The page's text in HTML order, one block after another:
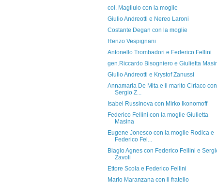
col. Magliulo con la moglie
Giulio Andreotti e Nereo Laroni
Costante Degan con la moglie
Renzo Vespignani
Antonello Trombadori e Federico Fellini
gen.Riccardo Bisogniero e Giulietta
Giulio Andreotti e Krystof Zanussi
Annamaria De Mita e il marito Ciriaco con
Sergio Z...
Isabel Russinova con Mirko Ikonomoff
Federico Fellini con la moglie Giulietta
Masina
Eugene Jonesco con la moglie Rodica e
Federico Fel...
Biagio Agnes con Federico Fellini e
Zavoli
Ettore Scola e Federico Fellini
Mario Maranzana con il fratello